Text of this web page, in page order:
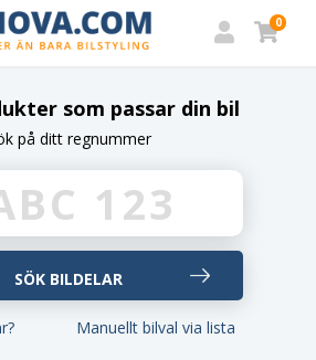
0
som passar din bil
på ditt regnummer
Manuellt bilval via lista